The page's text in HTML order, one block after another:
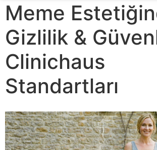
Meme
Gizlilik &
Clinichaus
Standartları